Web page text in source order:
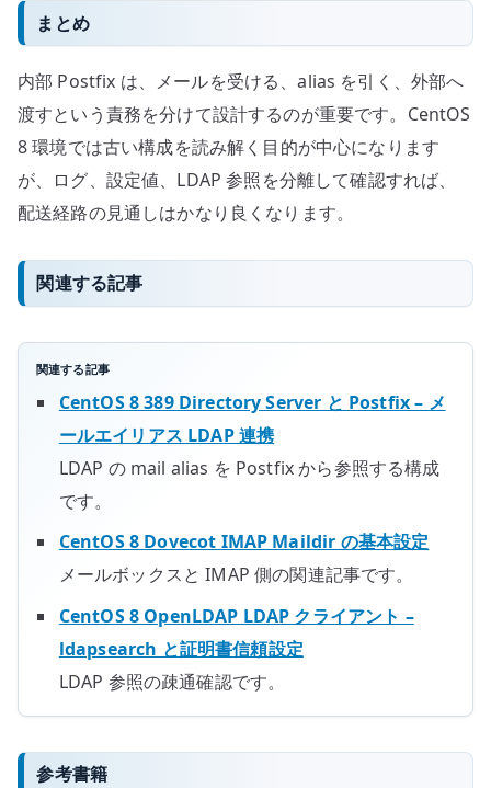
まとめ
内部 Postfix は、メールを受ける、alias を引く、外部へ
渡すという責務を分けて設計するのが重要です。CentOS
8 環境では古い構成を読み解く目的が中心になります
が、ログ、設定値、LDAP 参照を分離して確認すれば、
配送経路の見通しはかなり良くなります。
関連する記事
関連する記事
CentOS 8 389 Directory Server と Postfix – メ
ールエイリアス LDAP 連携
LDAP の mail alias を Postfix から参照する構成
です。
CentOS 8 Dovecot IMAP Maildir の基本設定
メールボックスと IMAP 側の関連記事です。
CentOS 8 OpenLDAP LDAP クライアント –
ldapsearch と証明書信頼設定
LDAP 参照の疎通確認です。
参考書籍